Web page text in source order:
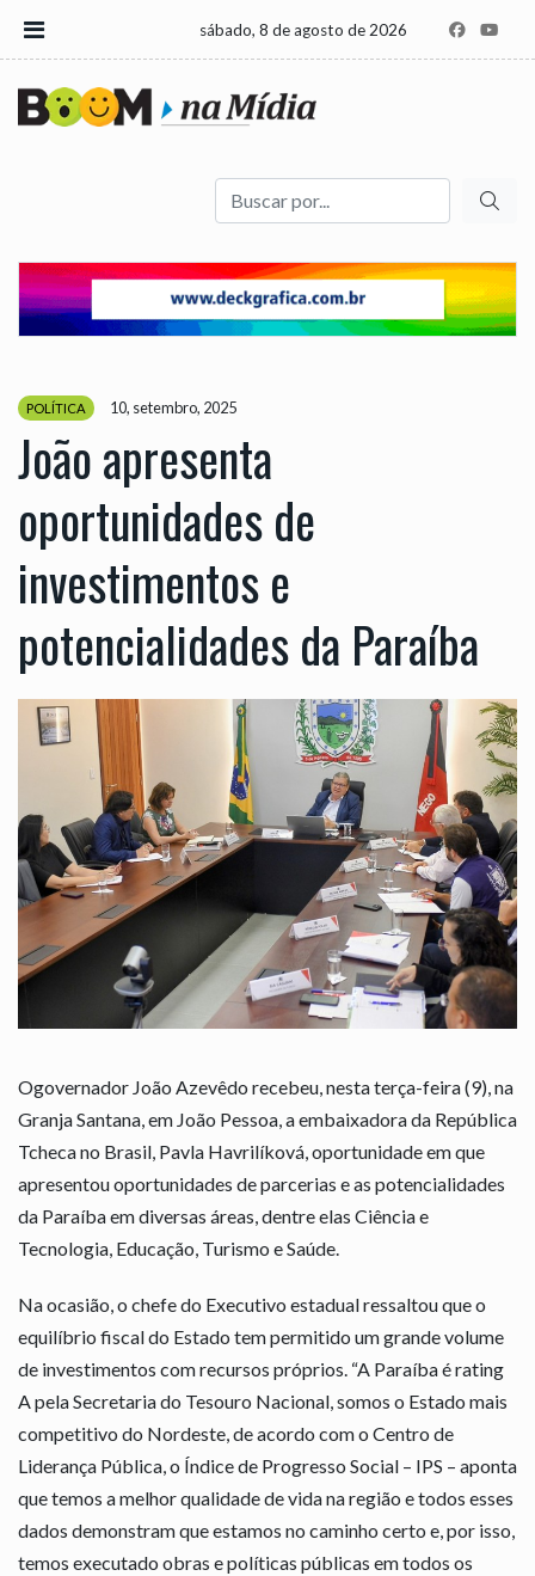
sábado, 8 de agosto de 2026
Buscar
POLÍTICA 10, setembro, 2025
João apresenta
oportunidades de
investimentos e
potencialidades da Paraíba
Ogovernador João Azevêdo recebeu, nesta terça-feira (9), na
Granja Santana, em João Pessoa, a embaixadora da República
Tcheca no Brasil, Pavla Havrilíková, oportunidade em que
apresentou oportunidades de parcerias e as potencialidades
da Paraíba em diversas áreas, dentre elas Ciência e
Tecnologia, Educação, Turismo e Saúde.
Na ocasião, o chefe do Executivo estadual ressaltou que o
equilíbrio fiscal do Estado tem permitido um grande volume
de investimentos com recursos próprios. “A Paraíba é rating
A pela Secretaria do Tesouro Nacional, somos o Estado mais
competitivo do Nordeste, de acordo com o Centro de
Liderança Pública, o Índice de Progresso Social – IPS – aponta
que temos a melhor qualidade de vida na região e todos esses
dados demonstram que estamos no caminho certo e, por isso,
temos executado obras e políticas públicas em todos os